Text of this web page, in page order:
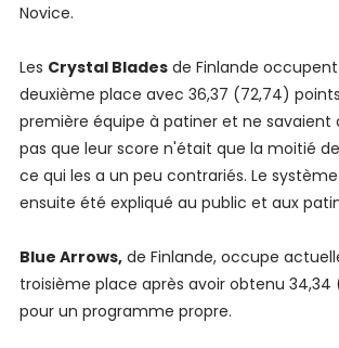
Novice.
Les Crystal Bladesde Finlande
deuxième place avec 36,37 (72,74)
première équipe à patiner et ne
pas que leur score n'était que la moitié
ce qui les a un peu contrariés. Le
ensuite été expliqué au public et aux
Blue Arrows,de Finlande, occupe
troisième place après avoir obtenu 34,34
pour un programme propre.